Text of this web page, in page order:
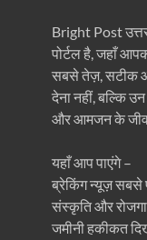
Bright Post
पोर्टल है, जहाँ
सबसे तेज़, सटीक
देना नहीं, बल्कि
और आमजन के
यहाँ आप पाएंगे –
ब्रेकिंग न्यूज़ सबसे
संस्कृति और
जमीनी हकीकत